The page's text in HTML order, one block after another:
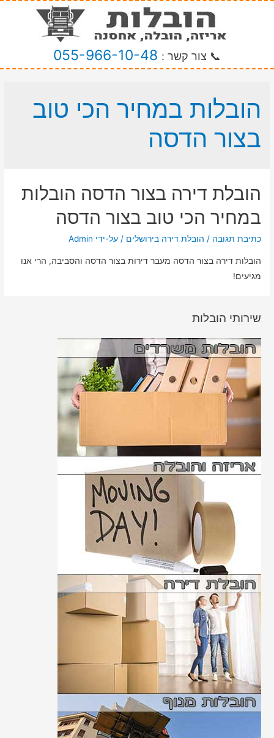
📞 צור קשר : 055-966-10-48
הובלות במחיר הכי טוב
בצור הדסה
הובלת דירה בצור הדסה הובלות
במחיר הכי טוב בצור הדסה
כתיבת תגובה / הובלת דירה בירושלים / על-ידי Admin
הובלות דירה בצור הדסה מעבר דירות בצור הדסה והסביבה, הרי אנו
מגיעים!
שירותי הובלות